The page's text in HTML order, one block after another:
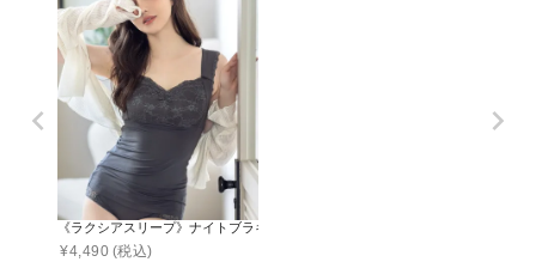
《ラクシアスリープ》ナイトブラキャミ フィットタイプ
¥4,490 (税込)